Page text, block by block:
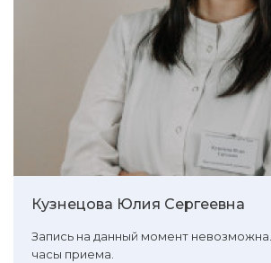
Кузнецова Юлия Сергеевна
Запись на данный момент
часы приема.